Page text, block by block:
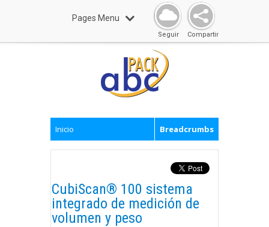
Pages Menu
Compartir
Seguir
Inicio Breadcrumbs
CubiScan® 100 sistema
integrado de medición de
volumen y peso